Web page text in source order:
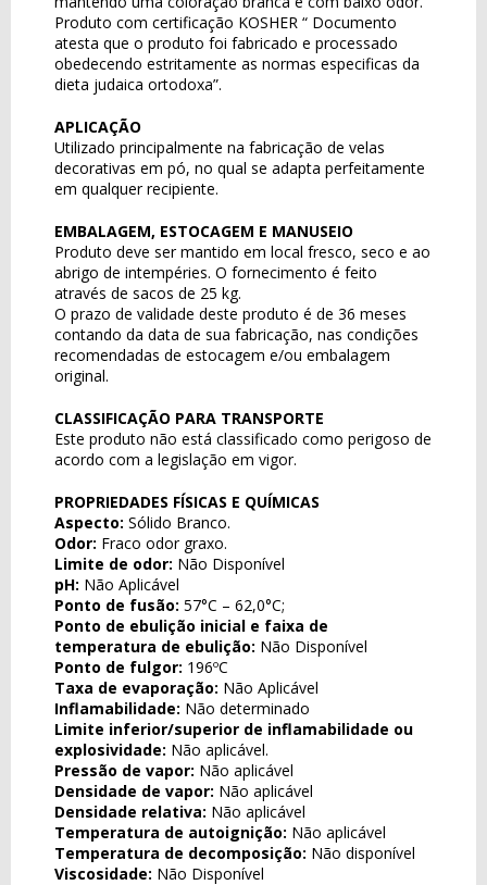
Produto com certificação KOSHER “ Documento
atesta que o produto foi fabricado e processado
obedecendo estritamente as normas especificas da
dieta judaica ortodoxa”.
APLICAÇÃO
Utilizado principalmente na fabricação de velas
decorativas em pó, no qual se adapta perfeitamente
em qualquer recipiente.
EMBALAGEM, ESTOCAGEM E MANUSEIO
Produto deve ser mantido em local fresco, seco e ao
abrigo de intempéries. O fornecimento é feito
através de sacos de 25 kg.
O prazo de validade deste produto é de 36 meses
contando da data de sua fabricação, nas condições
recomendadas de estocagem e/ou embalagem
original.
CLASSIFICAÇÃO PARA TRANSPORTE
Este produto não está classificado como perigoso de
acordo com a legislação em vigor.
PROPRIEDADES FÍSICAS E QUÍMICAS
Aspecto: Sólido Branco.
Odor: Fraco odor graxo.
Limite de odor: Não Disponível
pH: Não Aplicável
Ponto de fusão: 57°C – 62,0°C;
Ponto de ebulição inicial e faixa de
temperatura de ebulição: Não Disponível
Ponto de fulgor: 196ºC
Taxa de evaporação: Não Aplicável
Inflamabilidade: Não determinado
Limite inferior/superior de inflamabilidade ou
explosividade: Não aplicável.
Pressão de vapor: Não aplicável
Densidade de vapor: Não aplicável
Densidade relativa: Não aplicável
Temperatura de autoignição: Não aplicável
Temperatura de decomposição: Não disponível
Viscosidade: Não Disponível